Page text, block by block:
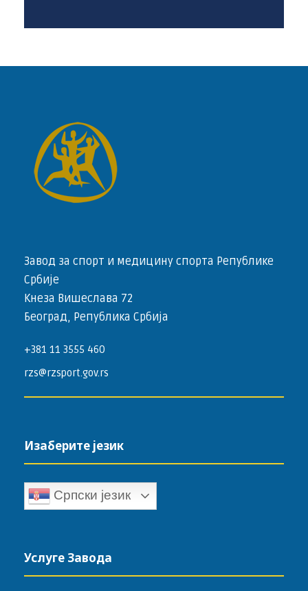
Завод за спорт и медицину спорта Републике
Србије
Кнеза Вишеслава 72
Београд, Република Србија
+381 11 3555 460
rzs@rzsport.gov.rs
Изаберите језик
Српски језик
Услуге Завода